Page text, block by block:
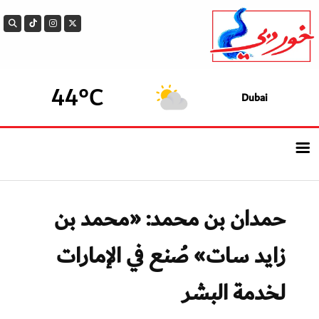
Dubai
44°C
الرئيسيــة
أحدث الأخبار
سوالف الدار
بيزنس
حمدان بن محمد: «محمد بن
زايد سات» صُنع في الإمارات
لخدمة البشر